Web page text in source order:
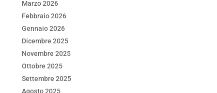
Marzo 2026
Febbraio 2026
Gennaio 2026
Dicembre 2025
Novembre 2025
Ottobre 2025
Settembre 2025
Agosto 2025